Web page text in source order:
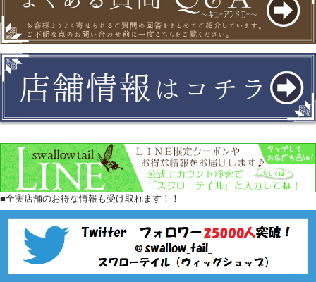
■全実店舗のお得な情報も受け取れます！！